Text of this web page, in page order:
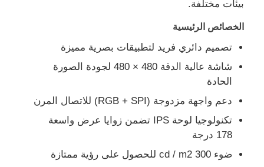
منتجات
فيديوهات
بيئات مختلفة.
الخصائص الرئيسية
تصميم دائري فريد لتطبيقات بصرية مميزة
شاشة عالية الدقة 480 × 480 لجودة الصورة
الحادة
دعم واجهة مزدوجة (RGB + SPI) للاتصال المرن
تكنولوجيا لوحة IPS تضمن زوايا عرض واسعة
178 درجة
ضوء 300 cd / m2 للحصول على رؤية ممتازة